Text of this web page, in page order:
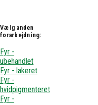
Vælg anden
forarbejdning:
Fyr -
ubehandlet
Fyr - lakeret
Fyr -
hvidpigmenteret
Fyr -